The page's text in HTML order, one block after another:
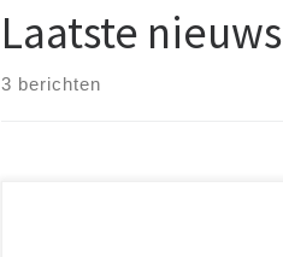
Laatste nieuws
3 berichten